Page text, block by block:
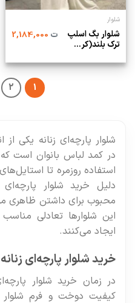
شلوار
شلوار بگ اسلپ
ترک بلند(کر...
ت2,184,000
2
شلوار پارچه‌ای زنانه یکی
در کمد لباس بانوان است
استفاده روزمره تا
دلیل خرید شلوار پارچه‌ای
محبوب برای داشتن
این شلوارها تعادلی
ایجاد می‌کنند.
خرید شلوار پارچه‌ای زنانه
در زمان خرید شلوار
کیفیت دوخت و فرم شلوار